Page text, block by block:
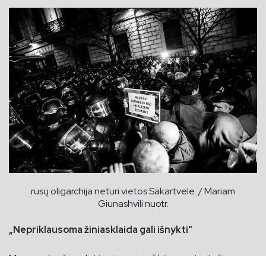
rusų oligarchija neturi vietos Sakartvele. / Mariam
Giunashvili nuotr.
„Nepriklausoma žiniasklaida gali išnykti“